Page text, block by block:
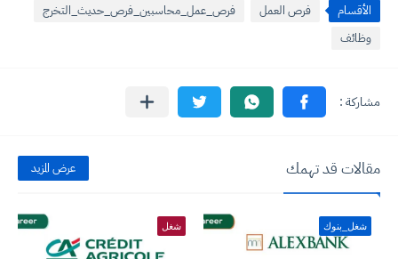
الأقسام فرص العمل
فرص_عمل_محاسبين_فرص_حديث_التخرج
وظائف
مقالات قد تهمك عرض المزيد
شغل_بنوك شغل